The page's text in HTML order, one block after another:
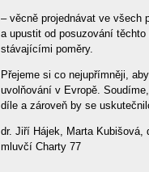
– věcně projednávat ve všech
a upustit od posuzování
stávajícími poměry.
Přejeme si co nejupřímněji,
uvolňování v Evropě.
díle a zároveň by se
dr. Jiří Hájek, Marta Kubišová,
mluvčí Charty 77